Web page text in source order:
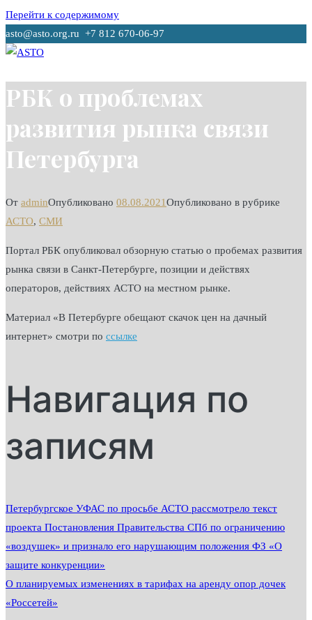
Перейти к содержимому
asto@asto.org.ru +7 812 670-06-97
ASTO
Ассоциация Телекоммуникационных Операторов
РБК о проблемах
развития рынка связи
Петербурга
От adminОпубликовано 08.08.2021Опубликовано в рубрике
АСТО, СМИ
Портал РБК опубликовал обзорную статью о пробемах развития
рынка связи в Санкт-Петербурге, позиции и действях
операторов, действиях АСТО на местном рынке.
Материал «В Петербурге обещают скачок цен на дачный
интернет» смотри по ссылке
Навигация по
записям
Петербургское УФАС по просьбе АСТО рассмотрело текст
проекта Постановления Правительства СПб по ограничению
«воздушек» и признало его нарушающим положения ФЗ «О
защите конкуренции»
О планируемых изменениях в тарифах на аренду опор дочек
«Россетей»